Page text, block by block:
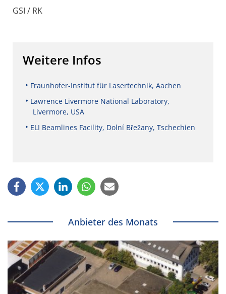
GSI / RK
Weitere Infos
Fraunhofer-Institut für Lasertechnik, Aachen
Lawrence Livermore National Laboratory,
Livermore, USA
ELI Beamlines Facility, Dolní Břežany, Tschechien
Anbieter des Monats